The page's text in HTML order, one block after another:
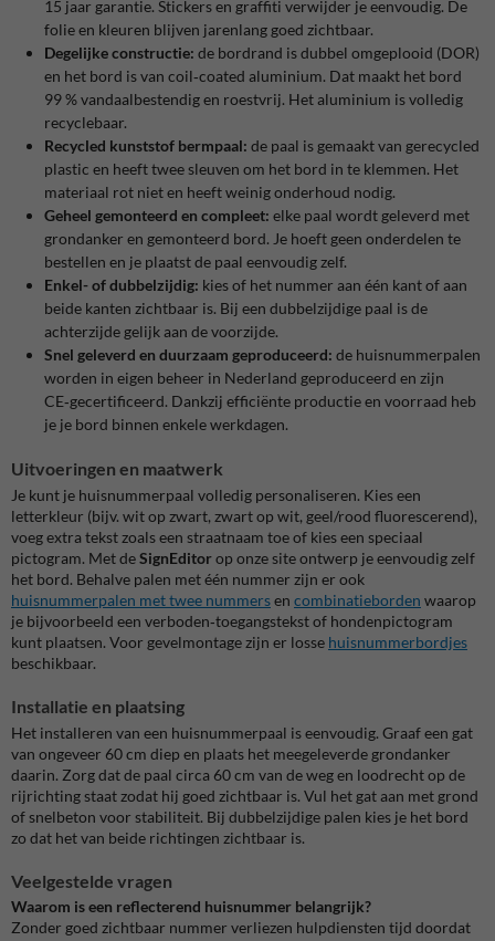
15 jaar garantie. Stickers en graffiti verwijder je eenvoudig. De
folie en kleuren blijven jarenlang goed zichtbaar.
Degelijke constructie: de bordrand is dubbel omgeplooid (DOR)
en het bord is van coil‑coated aluminium. Dat maakt het bord
99 % vandaalbestendig en roestvrij. Het aluminium is volledig
recyclebaar.
Recycled kunststof bermpaal: de paal is gemaakt van gerecycled
plastic en heeft twee sleuven om het bord in te klemmen. Het
materiaal rot niet en heeft weinig onderhoud nodig.
Geheel gemonteerd en compleet: elke paal wordt geleverd met
grondanker en gemonteerd bord. Je hoeft geen onderdelen te
bestellen en je plaatst de paal eenvoudig zelf.
Enkel- of dubbelzijdig: kies of het nummer aan één kant of aan
beide kanten zichtbaar is. Bij een dubbelzijdige paal is de
achterzijde gelijk aan de voorzijde.
Snel geleverd en duurzaam geproduceerd: de huisnummerpalen
worden in eigen beheer in Nederland geproduceerd en zijn
CE‑gecertificeerd. Dankzij efficiënte productie en voorraad heb
je je bord binnen enkele werkdagen.
Uitvoeringen en maatwerk
Je kunt je huisnummerpaal volledig personaliseren. Kies een
letterkleur (bijv. wit op zwart, zwart op wit, geel/rood fluorescerend),
voeg extra tekst zoals een straatnaam toe of kies een speciaal
pictogram. Met deSignEditorop onze site ontwerp je eenvoudig zelf
het bord. Behalve palen met één nummer zijn er ook
huisnummerpalen met twee nummersen combinatieborden waarop
je bijvoorbeeld een verboden‑toegangstekst of hondenpictogram
kunt plaatsen. Voor gevelmontage zijn er losse huisnummerbordjes
beschikbaar.
Installatie en plaatsing
Het installeren van een huisnummerpaal is eenvoudig. Graaf een gat
van ongeveer 60 cm diep en plaats het meegeleverde grondanker
daarin. Zorg dat de paal circa 60 cm van de weg en loodrecht op de
rijrichting staat zodat hij goed zichtbaar is. Vul het gat aan met grond
of snelbeton voor stabiliteit. Bij dubbelzijdige palen kies je het bord
zo dat het van beide richtingen zichtbaar is.
Veelgestelde vragen
Waarom is een reflecterend huisnummer belangrijk?
Zonder goed zichtbaar nummer verliezen hulpdiensten tijd doordat